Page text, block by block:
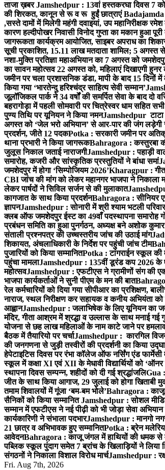
ताजा ख़बरJamshedpur : 13वां हस्तकरघा दिवस 7
की शिरकत, कानून से रू व रू हुईं छात्राएंBadajamda
,सस्ते दामों में मिलेगी महंगी दवाइयां, उप महानिरीक्षक
कारण हल्दीपोखर निवासी विनोद गुप्ता का मकान हुआ
जागरूकता कार्यक्रम आयोजित, साइबर अपराध का
सूची प्रकाशित, 15.11 लाख मतदाता शामिल; 5 अगस्त
नशा-मुक्ति प्रतिज्ञा महाअभियान का 7 अगस्त को
का सावन महोत्सव 22 अगस्त को, महिलाएं दिखाएगी हुनर
जमीन पर चला प्रशासनिक डंडा, मापी के बाद 15 दिनों
किया गया ‘भारतेन्दु हरिश्चंद्र साहित्य सेवी सम्मान’
जूलॉजिकल पार्क ने 34 वर्षों की समर्पित सेवा के बाद दो
बहरागोड़ा में पहली सोमवारी पर चित्रेस्वर धाम सहित
पुण्य तिथि पर यूनियन ने किया नमनJamshedpur टाटा
अगस्त को ‘जेल भरो अभियान’ से आर-पार की जंग लड़ेगी
प्रदर्शन, जीते 12 पदकPotka : सरकारी जमीन पर
थाना प्रभारी ने किया जागरूकBahragora : कस्तुरबा
जुलूस निकाल जताई नाराजगीJamshedpur : पहाड़ी
समारोह, कजरी और सांस्कृतिक प्रस्तुतियों ने बांधा समां
जमशेदपुर में होगा ‘सिम्पोजियम 2026’Kharagpur :
CBI जांच की मांग को लेकर महानगर भाजपा ने
लेकर पार्षदों ने सिविल सर्जन से की मुलाकात
कागजात के साथ किया प्रदर्शनBahragora : सीनियर
ज्ञापनJamshedpur : सोनारी में श्री श्याम भटली
क्लब ऑफ जमशेदपुर ईस्ट का 49वाँ पदस्थापना समारोह
प्रबंधन समिति का हुआ पुनर्गठन, अध्यक्ष बने अशोक कुमार
संताली प्रश्नपत्र की उच्चस्तरीय जांच की उठाई मांग
शिकायत, अंचलाधिकारी के निर्देश पर पहुंची जांच टीम
पुजारियों को किया सम्मानितPotka : टांगराईन स्कूल की
पहुंचा मामलाJamshedpur : 135वीं डूरंड कप 2026 के
महोत्सवJamshedpur : एफटीएस ने ग्रामीणों संग की
भाजपा कार्यकर्ताओं ने सुनी पीएम के मन की बात
रेल कर्मचारियों को दिया गया सीपीआर का प्रशिक्षण,
नाराज, स्थल निरीक्षण कर सहायक व कनीय अभियंता
आह्वानJamshedpur : जलाभिषेक के लिए यूनियन का
मंदिर, गीता आश्रम में श्रद्धा व उल्लास के साथ मनाई गई
योजना से छह लाख महिलाओं के नाम काटे जाने पर
बैठक में तैयारियो पर चर्चाJamshedpur : कारगिल
की जनगणना से जुड़ी तस्वीरों की प्रदर्शनी का किया
हेपेटाइटिस दिवस पर रंभा कॉलेज ऑफ नर्सिंग एंड
स्कूल में कक्षा XI एवं XII के मेधावी विद्यार्थियों को ‘ऑनर
स्थापना दिवस सम्पन्न, शहीदों को दी गई श्रद्धांजलिGua
जीत के साथ किया आगाज, 29 जुलाई को होगा खिताबी
तमाम शिवालयों में गूंजा ‘बम-बम भोले’Bahragora : काजू
सैनिकों को किया सम्मानितJamshedpur : सोशल
सम्मान में एफटीएस ने नई पीढ़ी को भी जोड़ा सेवा अभियान
कार्यकारिणी ने संभाला पदभारJamshedpur : मानगो
21 छात्र व अभिभावक हुए सम्मानितPotka : ब्रेन
आवेदनBahragora : काजू जंगल में हाथियों की धमक से
पब्लिक स्कूल पुंदाग समेत 7 ब्रांच के खिलाड़ियों ने लिया
संगठनों ने निकाला विशाल विरोध मार्चJamshedpur :
Fri. Aug 7th, 2026